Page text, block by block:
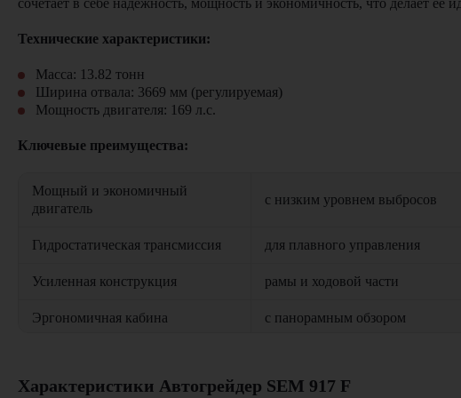
сочетает в себе надежность, мощность и экономичность, что делает
Технические характеристики:
Масса: 13.82 тонн
Ширина отвала: 3669 мм (регулируемая)
Мощность двигателя: 169 л.с.
Ключевые преимущества:
Мощный и экономичный
двигатель
с низким уровнем выбросов
Гидростатическая трансмиссия для плавного управления
Усиленная конструкция рамы и ходовой части
Эргономичная кабина с панорамным обзором
Строительства и ремонта автодорог
Характеристики Автогрейдер SEM 917 F